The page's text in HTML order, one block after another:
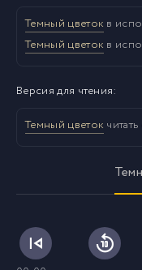
Темный цветок в
Темный цветок в
Версия для чтения:
Темный цветок